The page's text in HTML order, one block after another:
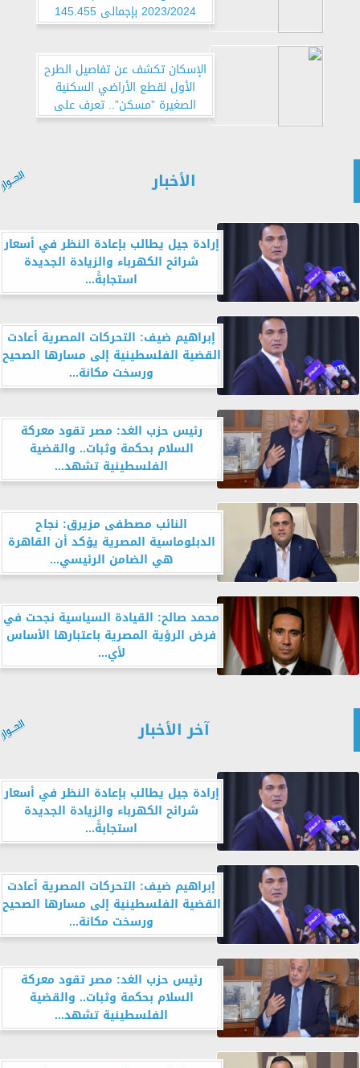
2023/2024 بإجمالى 145.455
مليار جنيه
الإسكان تكشف عن تفاصيل الطرح
الأول لقطع الأراضي السكنية
الصغيرة ”مسكن”.. تعرف على
الموعد والمناطق المتاحة
الأخبار
إرادة جيل يطالب بإعادة النظر في أسعار
شرائح الكهرباء والزيادة الجديدة
استجابةً...
إبراهيم ضيف: التحركات المصرية أعادت
القضية الفلسطينية إلى مسارها الصحيح
ورسخت مكانة...
رئيس حزب الغد: مصر تقود معركة
السلام بحكمة وثبات.. والقضية
الفلسطينية تشهد...
النائب مصطفى مزيرق: نجاح
الدبلوماسية المصرية يؤكد أن القاهرة
هي الضامن الرئيسي...
محمد صالح: القيادة السياسية نجحت في
فرض الرؤية المصرية باعتبارها الأساس
لأي...
آخر الأخبار
إرادة جيل يطالب بإعادة النظر في أسعار
شرائح الكهرباء والزيادة الجديدة
استجابةً...
إبراهيم ضيف: التحركات المصرية أعادت
القضية الفلسطينية إلى مسارها الصحيح
ورسخت مكانة...
رئيس حزب الغد: مصر تقود معركة
السلام بحكمة وثبات.. والقضية
الفلسطينية تشهد...